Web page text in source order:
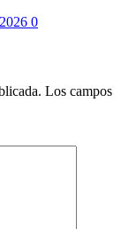
0
Los campos